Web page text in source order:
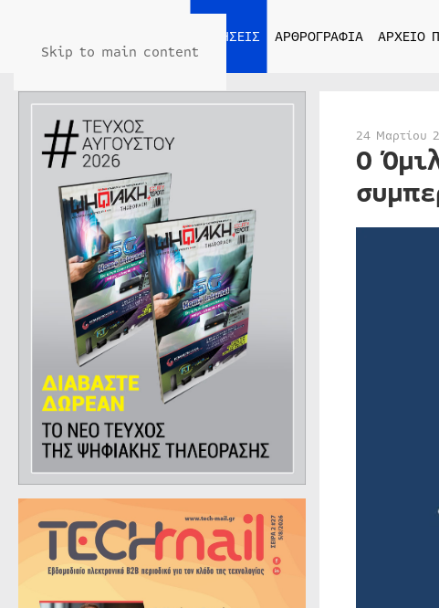
Skip to main content
ΕΙΔΗΣΕΙΣ ΑΡΘΡΟΓΡΑΦΙΑ ΑΡΧΕΙΟ
24 Μαρτίου
O